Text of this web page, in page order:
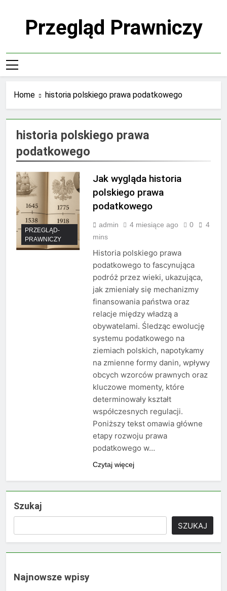
Przegląd Prawniczy
Home historia polskiego prawa podatkowego
historia polskiego prawa
podatkowego
PRZEGLĄD-
PRAWNICZY
Jak wygląda historia
polskiego prawa
podatkowego
admin 4 miesiące ago 0
4
mins
Historia polskiego prawa
podatkowego to fascynująca
podróż przez wieki, ukazująca,
jak zmieniały się mechanizmy
finansowania państwa oraz
relacje między władzą a
obywatelami. Śledząc ewolucję
systemu podatkowego na
ziemiach polskich, napotykamy
na zmienne formy danin, wpływy
obcych wzorców prawnych oraz
kluczowe momenty, które
determinowały kształt
współczesnych regulacji.
Poniższy tekst omawia główne
etapy rozwoju prawa
podatkowego w…
Czytaj więcej
Szukaj
SZUKAJ
Najnowsze wpisy